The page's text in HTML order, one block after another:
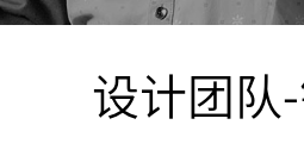
设计团队